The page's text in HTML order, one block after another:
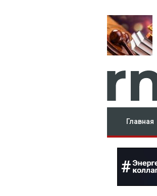
Главная